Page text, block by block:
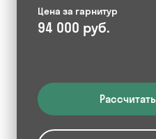
Цена за гарнитур
94 000 руб.